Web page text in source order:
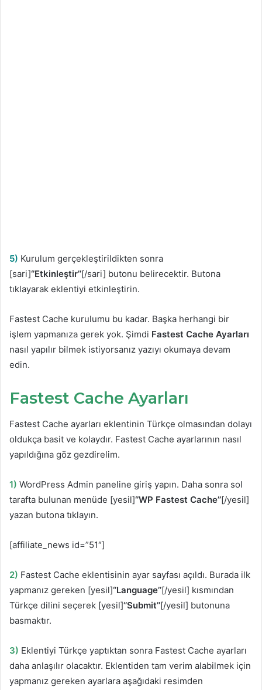
5) Kurulum gerçekleştirildikten sonra
[sari]‘’Etkinleştir’’[/sari] butonu belirecektir. Butona
tıklayarak eklentiyi etkinleştirin.
Fastest Cache kurulumu bu kadar. Başka herhangi bir
işlem yapmanıza gerek yok. Şimdi Fastest Cache Ayarları
nasıl yapılır bilmek istiyorsanız yazıyı okumaya devam
edin.
Fastest Cache Ayarları
Fastest Cache ayarları eklentinin Türkçe olmasından dolayı
oldukça basit ve kolaydır. Fastest Cache ayarlarının nasıl
yapıldığına göz gezdirelim.
1) WordPress Admin paneline giriş yapın. Daha sonra sol
tarafta bulunan menüde [yesil]‘’WP Fastest Cache’’[/yesil]
yazan butona tıklayın.
[affiliate_news id=”51″]
2) Fastest Cache eklentisinin ayar sayfası açıldı. Burada ilk
yapmanız gereken [yesil]‘’Language’’[/yesil] kısmından
Türkçe dilini seçerek [yesil]‘’Submit’’[/yesil] butonuna
basmaktır.
3) Eklentiyi Türkçe yaptıktan sonra Fastest Cache ayarları
daha anlaşılır olacaktır. Eklentiden tam verim alabilmek için
yapmanız gereken ayarlara aşağıdaki resimden